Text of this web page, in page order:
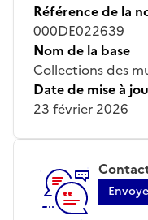
Référence de la
000DE022639
Nom de la base
Collections des
Date de mise à
23 février 2026